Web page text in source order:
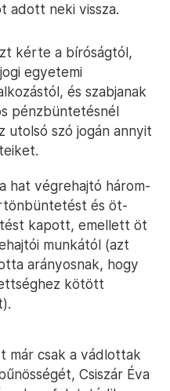
adott neki vissza.
kérte a bíróságtól,
egyetemi
és szabjanak
pénzbüntetésnél
szó jogán annyit
hat végrehajtó három-
és öt-
kapott, emellett öt
munkától (azt
arányosnak, hogy
kötött
már csak a vádlottak
Csiszár Éva